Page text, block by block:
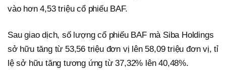
vào hơn 4,53 triệu cổ phiếu BAF.
Sau giao dịch, số lượng cổ phiếu BAF mà Siba Holdings
sở hữu tăng từ 53,56 triệu đơn vị lên 58,09 triệu đơn vị, tỉ
lệ sở hữu tăng tương ứng từ 37,32% lên 40,48%.